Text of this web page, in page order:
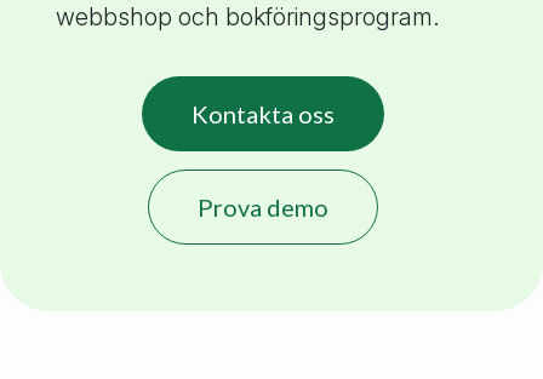
webbshop och bokföringsprogram.
Kontakta oss
Prova demo